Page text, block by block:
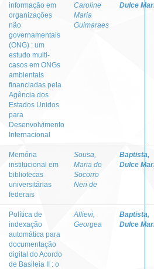
informação em
organizações
não
governamentais
(ONG) : um
estudo multi-
casos em ONGs
ambientais
financiadas pela
Agência dos
Estados Unidos
para
Desenvolvimento
Internacional
Caroline
Maria
Guimaraes
Dulce
Memória
institucional em
bibliotecas
universitárias
federais
Sousa,
Maria do
Socorro
Neri de
Baptista,
Dulce
Política de
indexação
automática para
documentação
digital do Acordo
de Basileia II : o
Allievi,
Georgea
Baptista,
Dulce